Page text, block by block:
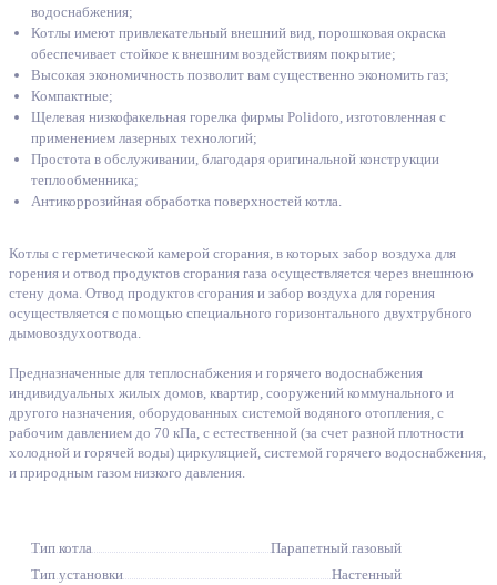
водоснабжения;
Котлы имеют привлекательный внешний вид, порошковая окраска
обеспечивает стойкое к внешним воздействиям покрытие;
Высокая экономичность позволит вам существенно экономить газ;
Компактные;
Щелевая низкофакельная горелка фирмы Polidoro, изготовленная с
применением лазерных технологий;
Простота в обслуживании, благодаря оригинальной конструкции
теплообменника;
Антикоррозийная обработка поверхностей котла.
Котлы с герметической камерой сгорания, в которых забор воздуха для
горения и отвод продуктов сгорания газа осуществляется через внешнюю
стену дома. Отвод продуктов сгорания и забор воздуха для горения
осуществляется с помощью специального горизонтального двухтрубного
дымовоздухоотвода.
Предназначенные для теплоснабжения и горячего водоснабжения
индивидуальных жилых домов, квартир, сооружений коммунального и
другого назначения, оборудованных системой водяного отопления, с
рабочим давлением до 70 кПа, с естественной (за счет разной плотности
холодной и горячей воды) циркуляцией, системой горячего водоснабжения,
и природным газом низкого давления.
Тип котла
Парапетный газовый
Тип установки
Настенный